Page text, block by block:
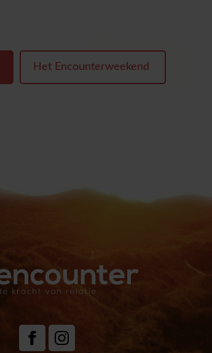
Het Encounterweekend